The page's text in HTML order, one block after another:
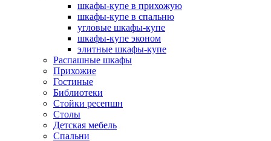
шкафы-купе в прихожую
шкафы-купе в спальню
угловые шкафы-купе
шкафы-купе эконом
элитные шкафы-купе
Распашные шкафы
Прихожие
Гостиные
Библиотеки
Стойки ресепшн
Столы
Детская мебель
Спальни